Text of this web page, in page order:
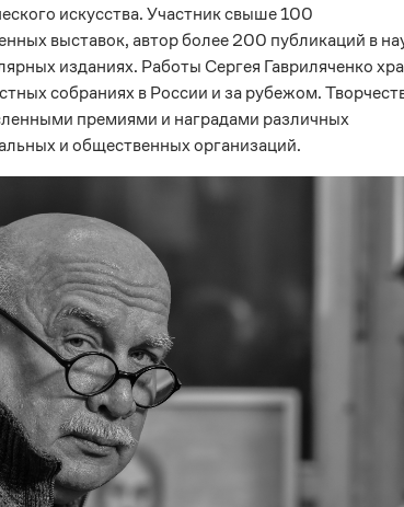
искусства. Участник свыше 100
выставок, автор более 200 публикаций в
изданиях. Работы Сергея Гавриляченко
собраниях в России и за рубежом.
премиями и наградами различных
и общественных организаций.